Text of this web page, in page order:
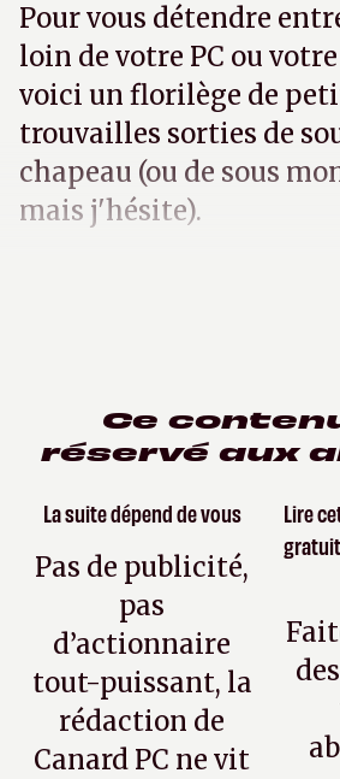
Pour vous détendre
loin de votre PC ou
voici un florilège de
trouvailles sorties de
chapeau (ou de sous
mais j'hésite).
Ce
réservé aux
La suite dépend de vous
Pas de publicité,
pas
d’actionnaire
tout-puissant, la
rédaction de
Canard PC ne vit
Lire